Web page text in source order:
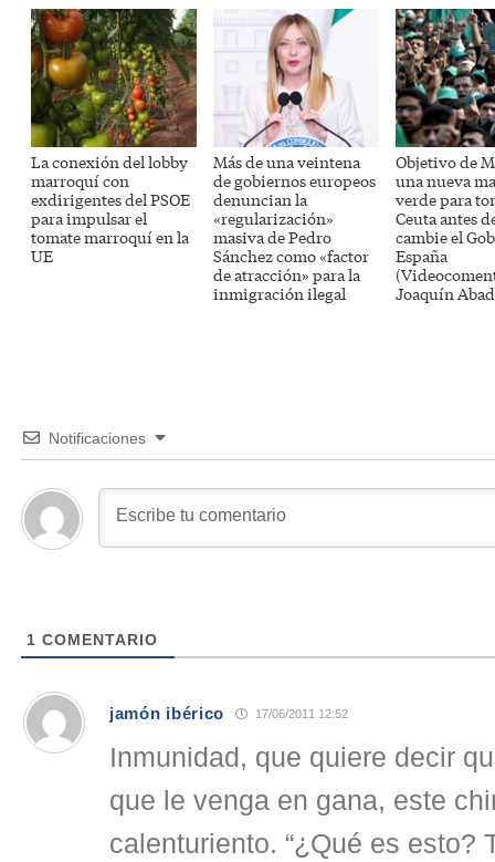
La conexión del lobby
marroquí con
exdirigentes del PSOE
para impulsar el
tomate marroquí en la
UE
Más de una veintena
de gobiernos europeos
denuncian la
«regularización»
masiva de Pedro
Sánchez como «factor
de atracción» para la
inmigración ilegal
Objetivo de
una nueva
verde para
Ceuta antes
cambie el
España
Joaquín
Notificaciones
1 COMENTARIO
jamón ibérico 17/06/2011 12:52
Inmunidad, que quiere decir
que le venga en gana, este
calenturiento. “¿Qué es esto?